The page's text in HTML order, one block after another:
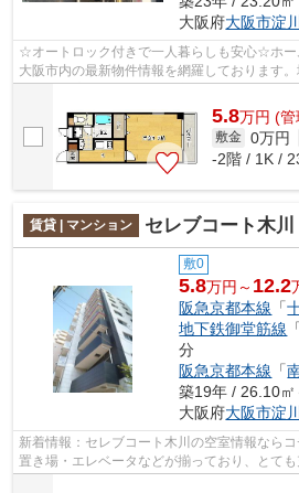
大阪府大阪市淀
☆オートロック付きで一人暮らしも安心☆ホー
大阪市内の最新物件情報を網羅しております
5.8万円 (管
敷金 0万円
-2階 / 1K /
賃貸 | マンション セレブコート木川
敷0
5.8万円～ 12.2
阪急京都本線 「
地下鉄御堂筋線
分
阪急京都本線 「
築19年 / 26.10㎡
大阪府大阪市淀
新着情報：セレブコート木川の空室情報なら
置き場・エレベータなどが揃っており、とて